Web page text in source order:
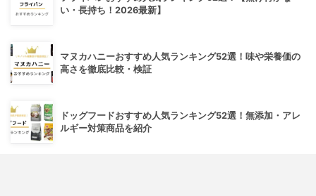
い・長持ち！2026最新】
マヌカハニーおすすめ人気ランキング52選！味や栄養価の
高さを徹底比較・検証
ドッグフードおすすめ人気ランキング52選！無添加・アレ
ルギー対策商品を紹介